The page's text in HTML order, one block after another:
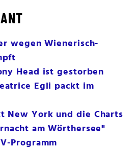
wegen Wienerisch-
Head ist gestorben
Egli packt im
New York und die Charts
am Wörthersee"
Programm